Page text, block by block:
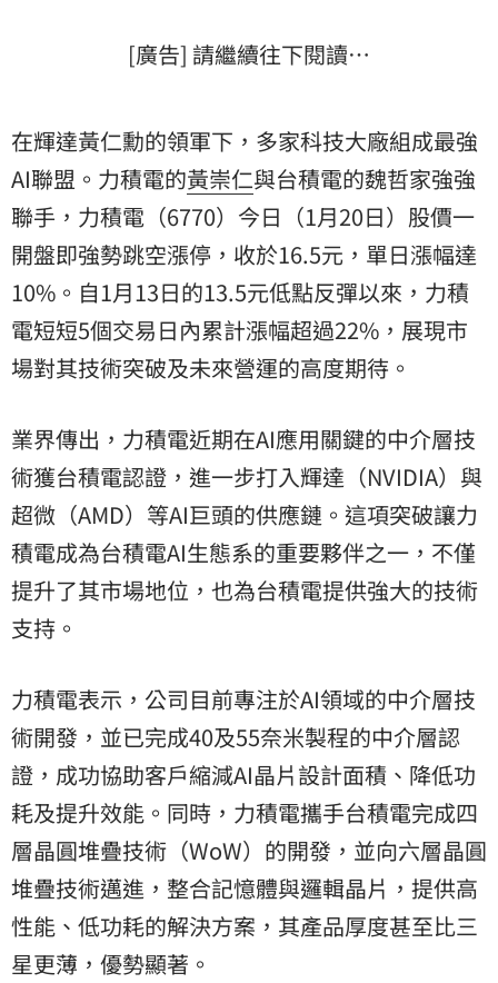
[廣告] 請繼續往下閱讀…
在輝達黃仁勳的領軍下，多家科技大廠組成最強
AI聯盟。力積電的黃崇仁與台積電的魏哲家強強
聯手，力積電（6770）今日（1月20日）股價一
開盤即強勢跳空漲停，收於16.5元，單日漲幅達
10%。自1月13日的13.5元低點反彈以來，力積
電短短5個交易日內累計漲幅超過22%，展現市
場對其技術突破及未來營運的高度期待。
業界傳出，力積電近期在AI應用關鍵的中介層技
術獲台積電認證，進一步打入輝達（NVIDIA）與
超微（AMD）等AI巨頭的供應鏈。這項突破讓力
積電成為台積電AI生態系的重要夥伴之一，不僅
提升了其市場地位，也為台積電提供強大的技術
支持。
力積電表示，公司目前專注於AI領域的中介層技
術開發，並已完成40及55奈米製程的中介層認
證，成功協助客戶縮減AI晶片設計面積、降低功
耗及提升效能。同時，力積電攜手台積電完成四
層晶圓堆疊技術（WoW）的開發，並向六層晶圓
堆疊技術邁進，整合記憶體與邏輯晶片，提供高
性能、低功耗的解決方案，其產品厚度甚至比三
星更薄，優勢顯著。